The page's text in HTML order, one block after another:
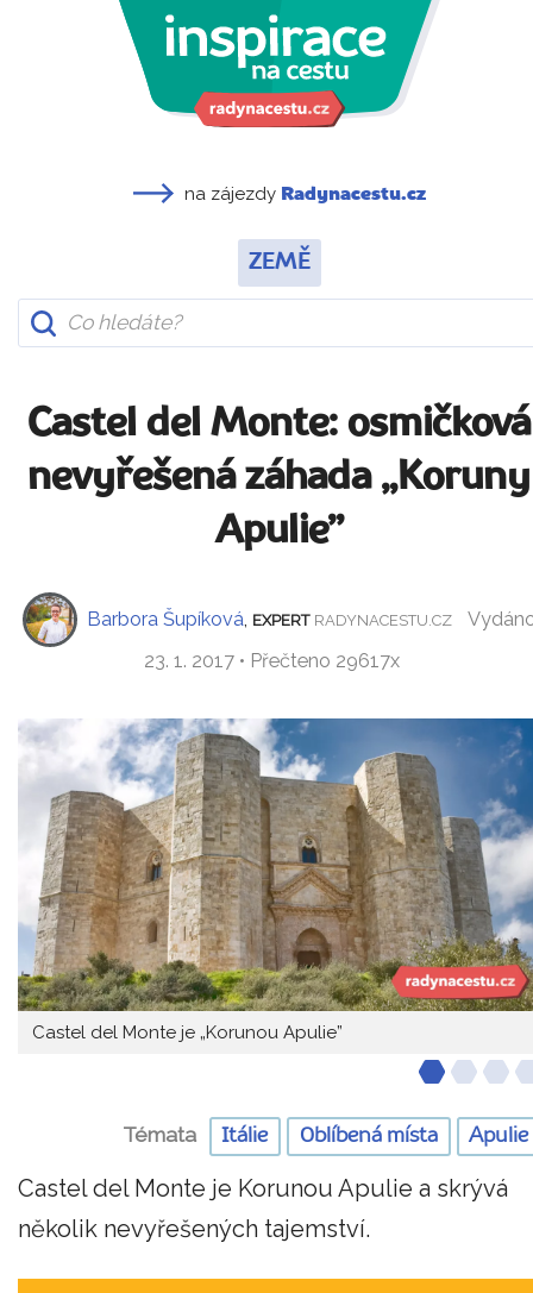
na zájezdy Radynacestu.cz
ZEMĚ
Castel del Monte: osmičková
nevyřešená záhada „Koruny
Apulie”
Barbora Šupíková EXPERT RADYNACESTU.CZ
23. 1. 2017 • Přečteno 29617x
Castel del Monte je „Korunou Apulie”
Témata Itálie Oblíbená místa Apulie
Castel del Monte je Korunou Apulie a skrývá
několik nevyřešených tajemství.